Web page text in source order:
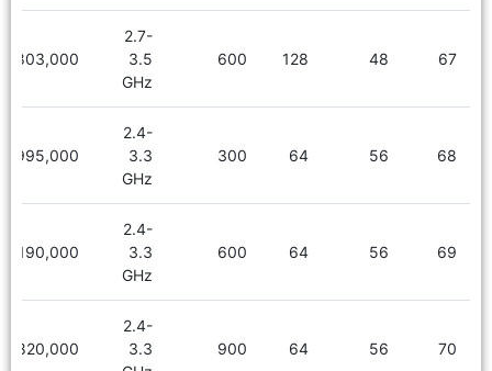
67
48
128
600
2.7-
3.5
GHz
68
56
64
300
2.4-
3.3
GHz
7,995,000
69
56
64
600
2.4-
3.3
GHz
8,190,000
70
56
64
900
2.4-
3.3